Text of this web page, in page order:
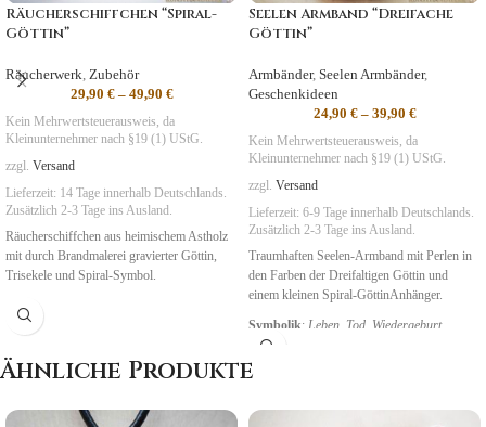
Räucherschiffchen “Spiral-
Göttin”
Räucherwerk Zubehör
29,90 €– 49,90 €
Kein Mehrwertsteuerausweis, da
Kleinunternehmer nach §19 (1) UStG.
zzgl. Versand
Lieferzeit: 14 Tage innerhalb Deutschlands.
Zusätzlich 2-3 Tage ins Ausland.
Räucherschiffchen aus heimischem Astholz
mit durch Brandmalerei gravierter Göttin,
Trisekele und Spiral-Symbol.
Seelen Armband “Dreifache
Göttin”
Armbänder, Seelen Armbänder,
Geschenkideen
24,90 €– 39,90 €
Kein Mehrwertsteuerausweis, da
Kleinunternehmer nach §19 (1) UStG.
zzgl. Versand
Lieferzeit: 6-9 Tage innerhalb Deutschlands.
Zusätzlich 2-3 Tage ins Ausland.
Traumhaften Seelen-Armband mit Perlen in
den Farben der Dreifaltigen Göttin und
einem kleinen Spiral-GöttinAnhänger.
Symbolik: Leben, Tod, Wiedergeburt
Ähnliche Produkte